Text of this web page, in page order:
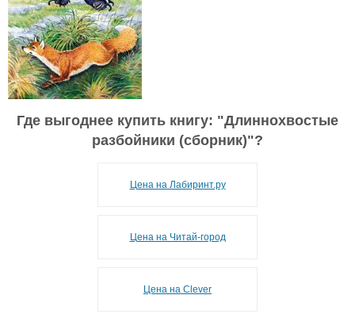
Где выгоднее купить книгу: "Длиннохвостые
разбойники (сборник)"?
Цена на Лабиринт.ру
Цена на Читай-город
Цена на Clever